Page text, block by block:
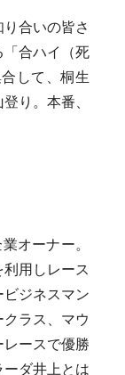
合いの皆さ
「合ハイ（死
して、桐生
り。本番、
オーナー。
用しレース
ビジネスマン
ラス、マウ
レースで優勝
ーダ井上とは